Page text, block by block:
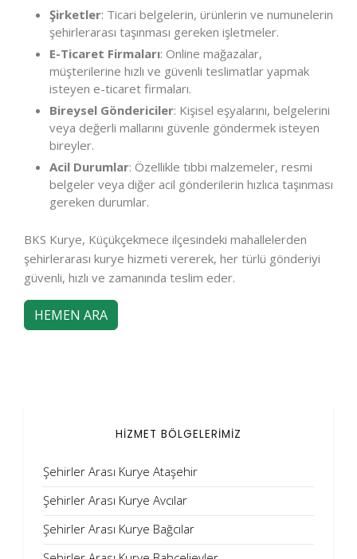
Şirketler: Ticari belgelerin, ürünlerin ve numunelerin
şehirlerarası taşınması gereken işletmeler.
E-Ticaret Firmaları: Online mağazalar,
müşterilerine hızlı ve güvenli teslimatlar yapmak
isteyen e-ticaret firmaları.
Bireysel Göndericiler: Kişisel eşyalarını, belgelerini
veya değerli mallarını güvenle göndermek isteyen
bireyler.
Acil Durumlar: Özellikle tıbbi malzemeler, resmi
belgeler veya diğer acil gönderilerin hızlıca taşınması
gereken durumlar.
BKS Kurye, Küçükçekmece ilçesindeki mahallelerden
şehirlerarası kurye hizmeti vererek, her türlü gönderiyi
güvenli, hızlı ve zamanında teslim eder.
HEMEN ARA
HİZMET BÖLGELERİMİZ
Şehirler Arası Kurye Ataşehir
Şehirler Arası Kurye Avcılar
Şehirler Arası Kurye Bağcılar